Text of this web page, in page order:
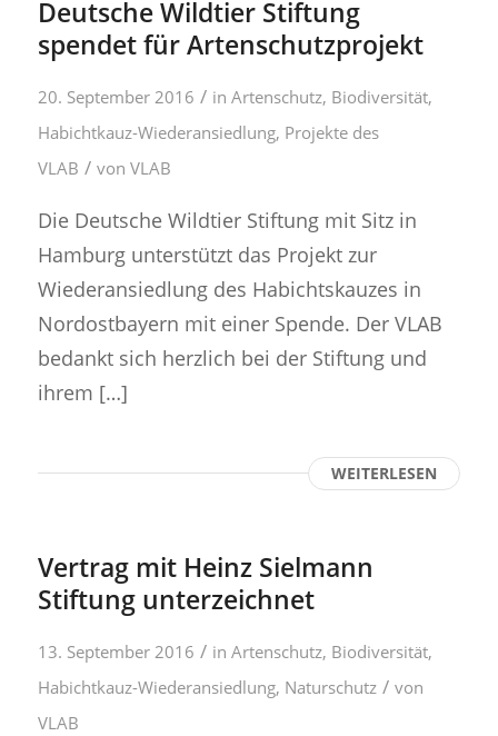
Deutsche Wildtier Stiftung
spendet für Artenschutzprojekt
20. September 2016 / in Artenschutz, Biodiversität,
Habichtkauz-Wiederansiedlung, Projekte des
VLAB / von VLAB
Die Deutsche Wildtier Stiftung mit Sitz in
Hamburg unterstützt das Projekt zur
Wiederansiedlung des Habichtskauzes in
Nordostbayern mit einer Spende. Der VLAB
bedankt sich herzlich bei der Stiftung und
ihrem […]
WEITERLESEN
Vertrag mit Heinz Sielmann
Stiftung unterzeichnet
13. September 2016 / in Artenschutz, Biodiversität,
Habichtkauz-Wiederansiedlung, Naturschutz / von
VLAB